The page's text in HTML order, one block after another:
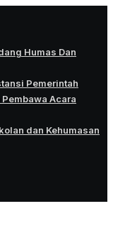
Humas Dan
Pemerintah
Acara
dan Kehumasan